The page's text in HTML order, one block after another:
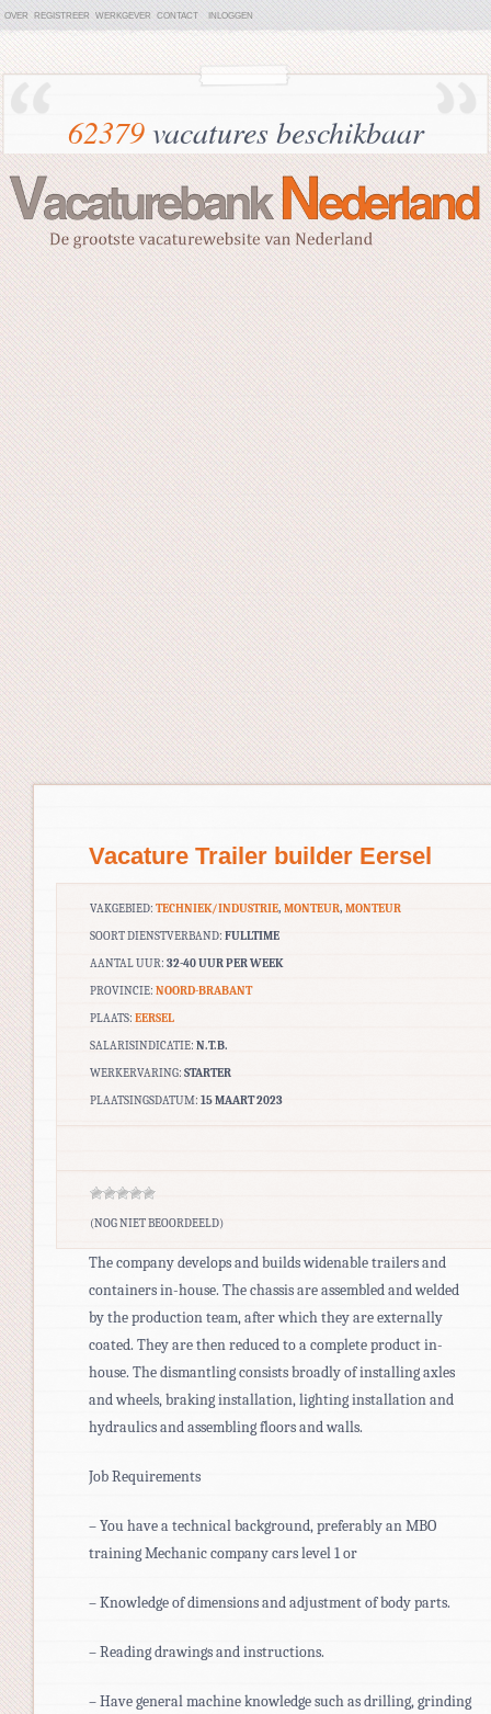
OVER REGISTREER WERKGEVER CONTACT INLOGGEN
62379vacatures beschikbaar
Vacature Trailer builder Eersel
VAKGEBIED: TECHNIEK/INDUSTRIE, MONTEUR, MONTEUR
SOORT DIENSTVERBAND: FULLTIME
AANTAL UUR: 32-40 UUR PER WEEK
PROVINCIE: NOORD-BRABANT
PLAATS: EERSEL
SALARISINDICATIE: N.T.B.
WERKERVARING: STARTER
PLAATSINGSDATUM: 15 MAART 2023
(NOG NIET BEOORDEELD)
The company develops and builds widenable trailers and
containers in-house. The chassis are assembled and welded
by the production team, after which they are externally
coated. They are then reduced to a complete product in-
house. The dismantling consists broadly of installing axles
and wheels, braking installation, lighting installation and
hydraulics and assembling floors and walls.
Job Requirements
– You have a technical background, preferably an MBO
training Mechanic company cars level 1 or
– Knowledge of dimensions and adjustment of body parts.
– Reading drawings and instructions.
– Have general machine knowledge such as drilling, grinding